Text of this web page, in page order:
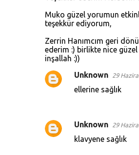
Muko güzel yorumun
teşekkür ediyorum,
Zerrin Hanımcım geri
ederim :) birlikte nice
inşallah :))
Unknown 29
ellerine sağlık
Unknown 29
klavyene sağlık